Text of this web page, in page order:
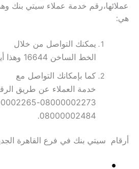
عملائها،رقم خدمة عملاء سيتي بنك وهذه
هي:
يمكنك التواصل من خلال
الخط الساخن 16644 وهذا أيضًا رقم آخر 16677.
كما بإمكانك التواصل مع
خدمة العملاء عن طريق
08000002484.
أرقام سيتي بنك في فرع القاهرة